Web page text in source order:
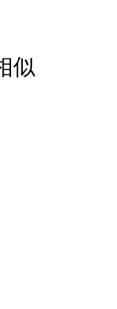
似